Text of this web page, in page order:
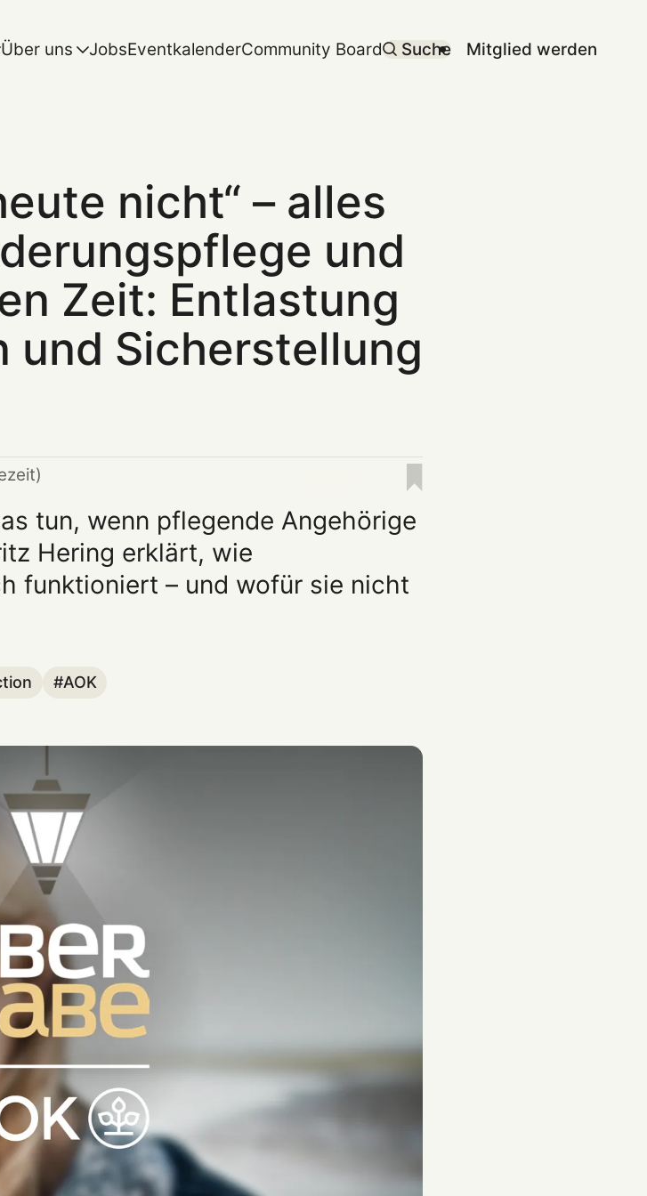
Über uns JobsEventkalenderCommunity Board Suche Mitglied werden
nicht“ – alles
und
Zeit: Entlastung
und Sicherstellung
tun, wenn pflegende Angehörige
Hering erklärt, wie
funktioniert – und wofür sie nicht
AOK